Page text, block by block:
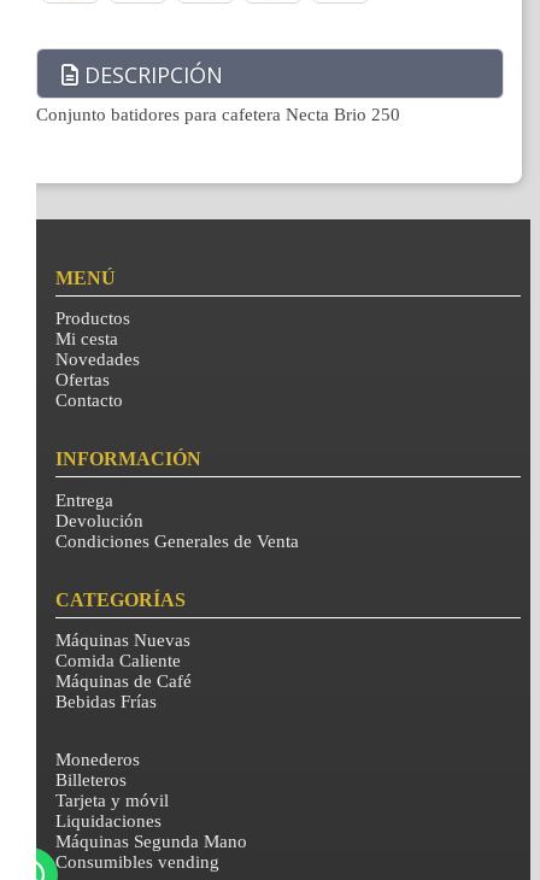
DESCRIPCIÓN
Conjunto batidores para cafetera Necta Brio 250
MENÚ
Productos
Mi cesta
Novedades
Ofertas
Contacto
INFORMACIÓN
Entrega
Devolución
Condiciones Generales de Venta
CATEGORÍAS
Máquinas Nuevas
Comida Caliente
Máquinas de Café
Bebidas Frías
Monederos
Billeteros
Tarjeta y móvil
Liquidaciones
Máquinas Segunda Mano
Consumibles vending